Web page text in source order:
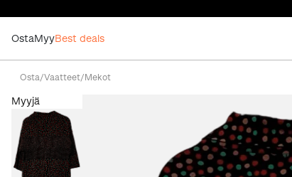
OstaMyyBest deals
Osta/Vaatteet/ Mekot
Myyjä